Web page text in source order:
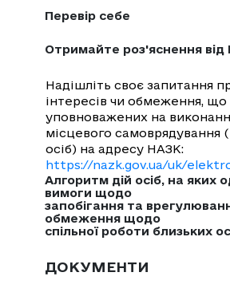
Перевір себе
Отримайте роз'яснення від
Надішліть своє запитання
інтересів чи обмеження, що
уповноважених на
місцевого самоврядування
осіб) на адресу НАЗК:
https://nazk.gov.ua/uk/
Алгоритм дій осіб, на
вимоги щодо
запобігання та
обмеження щодо
спільної роботи близьких
ДОКУМЕНТИ